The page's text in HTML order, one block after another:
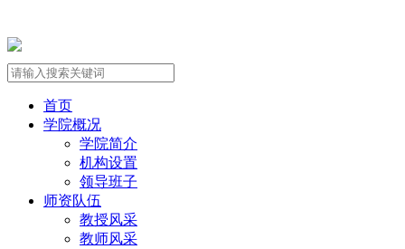
首页
学院概况
学院简介
机构设置
领导班子
师资队伍
教授风采
教师风采